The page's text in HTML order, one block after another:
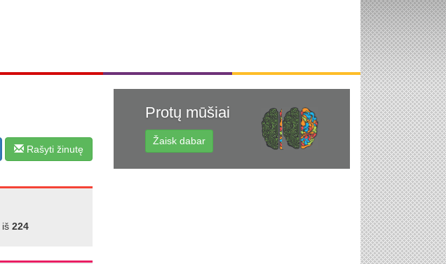
Rašyti žinutę
iš 224
Protų mūšiai
Žaisk dabar